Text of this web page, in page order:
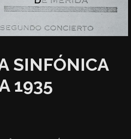
SINFÓNICA
1935